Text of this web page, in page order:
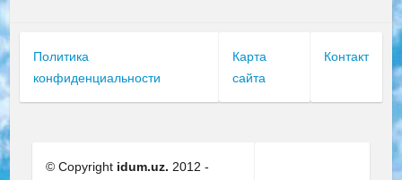
Политика
конфиденциальности
Карта
сайта
Контакт
© Copyright idum.uz. 2012 -